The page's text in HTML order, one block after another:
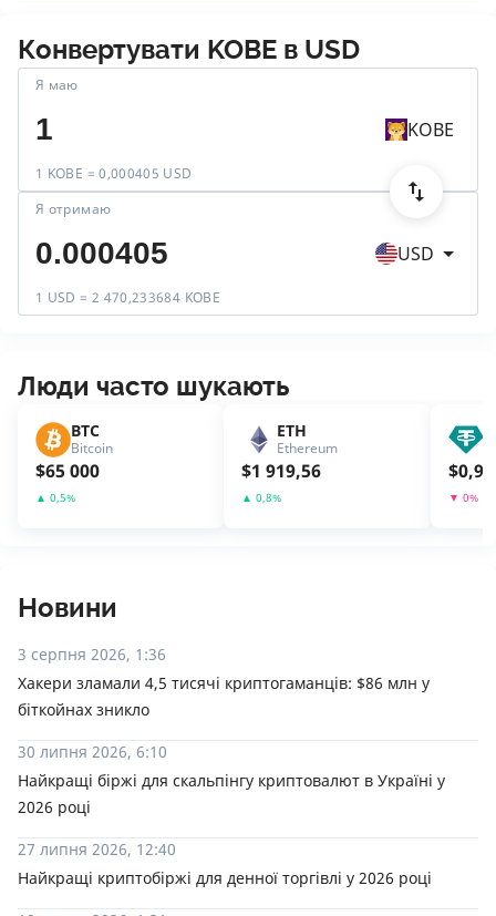
Конвертувати KOBE в USD
Я маю
1 KOBE = 0,000405 USD
KOBE
Я отримаю
1 USD = 2 470,233684 KOBE
USD
Люди часто шукають
BTC
Bitcoin
$65 000
▲ 0,5%
ETH
Ethereum
$1 919,56
▲ 0,8%
$
▼ 0%
Новини
3 серпня 2026, 1:36
Хакери зламали 4,5 тисячі криптогаманців: $86 млн у
біткойнах зникло
30 липня 2026, 6:10
Найкращі біржі для скальпінгу криптовалют в Україні у
2026 році
27 липня 2026, 12:40
Найкращі криптобіржі для денної торгівлі у 2026 році